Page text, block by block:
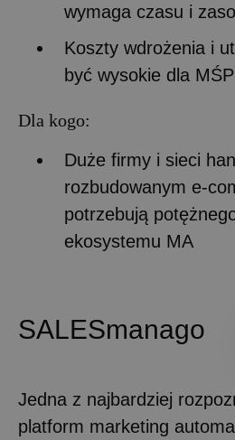
wymaga czasu i
Koszty wdrożenia i
być wysokie dla MŚP
Dla kogo:
Duże firmy i sieci
rozbudowanym e-
potrzebują
ekosystemu MA
SALESmanago
Jedna z najbardziej
platform marketing